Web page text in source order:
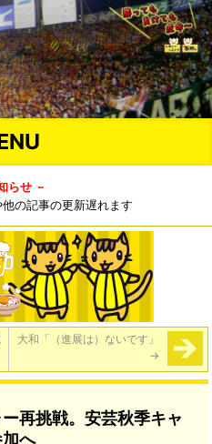
らせ －
の記事の更新遅れます
大和「（進展は）ないです」
→
再挑戦。安芸秋季キャ
へ